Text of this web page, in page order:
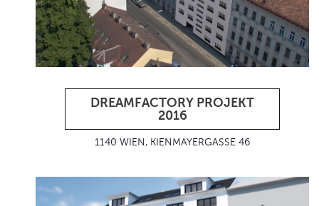
DREAMFACTORY PROJEKT
2016
1140 WIEN, KIENMAYERGASSE 46